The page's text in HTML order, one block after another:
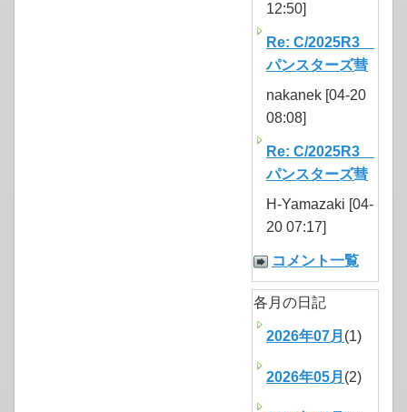
12:50]
Re: C/2025R3
パンスターズ彗
nakanek [04-20
08:08]
Re: C/2025R3
パンスターズ彗
H-Yamazaki [04-
20 07:17]
コメント一覧
各月の日記
2026年07月 (1)
2026年05月 (2)